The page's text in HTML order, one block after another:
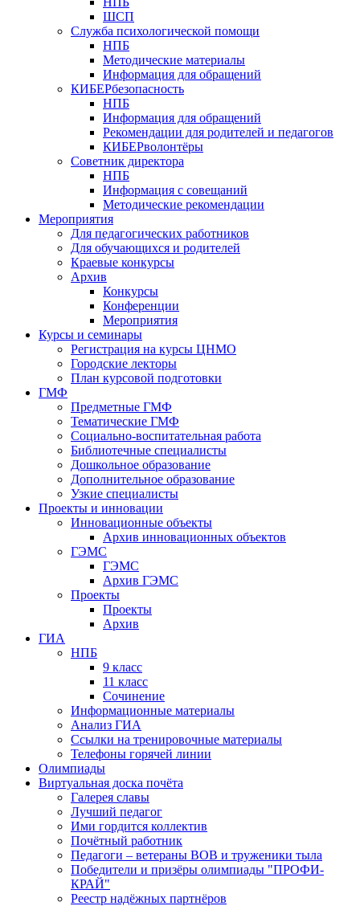
ШСП
Служба психологической помощи
НПБ
Методические материалы
Информация для обращений
КИБЕРбезопасность
НПБ
Информация для обращений
Рекомендации для родителей и педагогов
КИБЕРволонтёры
Советник директора
НПБ
Информация с совещаний
Методические рекомендации
Мероприятия
Для педагогических работников
Для обучающихся и родителей
Краевые конкурсы
Архив
Конкурсы
Конференции
Мероприятия
Курсы и семинары
Регистрация на курсы ЦНМО
Городские лекторы
План курсовой подготовки
ГМФ
Предметные ГМФ
Тематические ГМФ
Социально-воспитательная работа
Библиотечные специалисты
Дошкольное образование
Дополнительное образование
Узкие специалисты
Проекты и инновации
Инновационные объекты
Архив инновационных объектов
ГЭМС
ГЭМС
Архив ГЭМС
Проекты
Проекты
Архив
ГИА
НПБ
9 класс
11 класс
Сочинение
Информационные материалы
Анализ ГИА
Ссылки на тренировочные материалы
Телефоны горячей линии
Олимпиады
Виртуальная доска почёта
Галерея славы
Лучший педагог
Ими гордится коллектив
Почётный работник
Педагоги – ветераны ВОВ и труженики тыла
Победители и призёры олимпиады "ПРОФИ-
КРАЙ"
Реестр надёжных партнёров